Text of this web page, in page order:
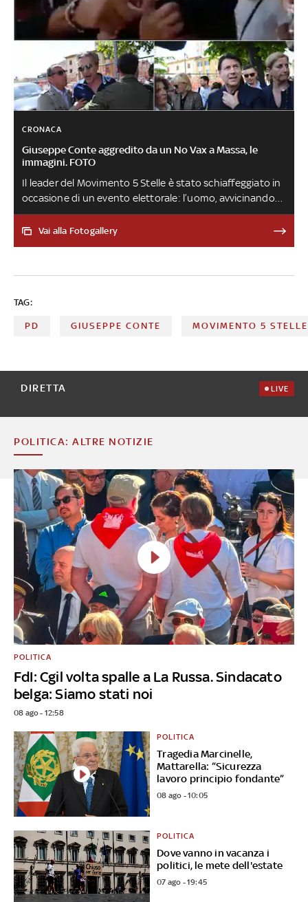
CRONACA
Giuseppe Conte aggredito da un No Vax a Massa, le
immagini. FOTO
Il leader del Movimento 5 Stelle è stato schiaffeggiato in
occasione di un evento elettorale: l’uomo, avvicinandosi
e fingendo di voler stringere la mano dell’ex premier, lo
ha poi colpito sul volto. Unanime la solidarietà del
Vai alla Fotogallery
TAG:
PD GIUSEPPE CONTE MOVIMENTO 5 STELLE
DIRETTA LIVE
POLITICA: ALTRE NOTIZIE
FdI: Cgil volta spalle a La Russa. Sindacato
belga: Siamo stati noi
POLITICA
08 ago - 12:58
Tragedia Marcinelle,
Mattarella: “Sicurezza
lavoro principio fondante”
POLITICA
08 ago - 10:05
Dove vanno in vacanza i
politici, le mete dell'estate
POLITICA
07 ago - 19:45